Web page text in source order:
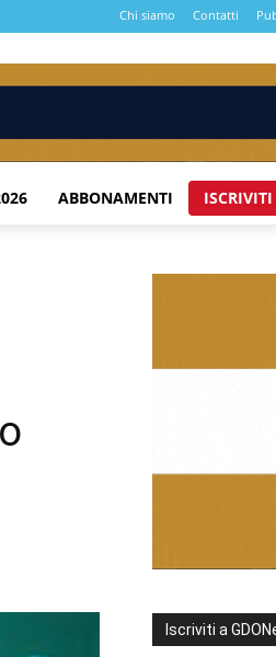
Chi siamo Contatti
ABBONAMENTI
Iscriviti a